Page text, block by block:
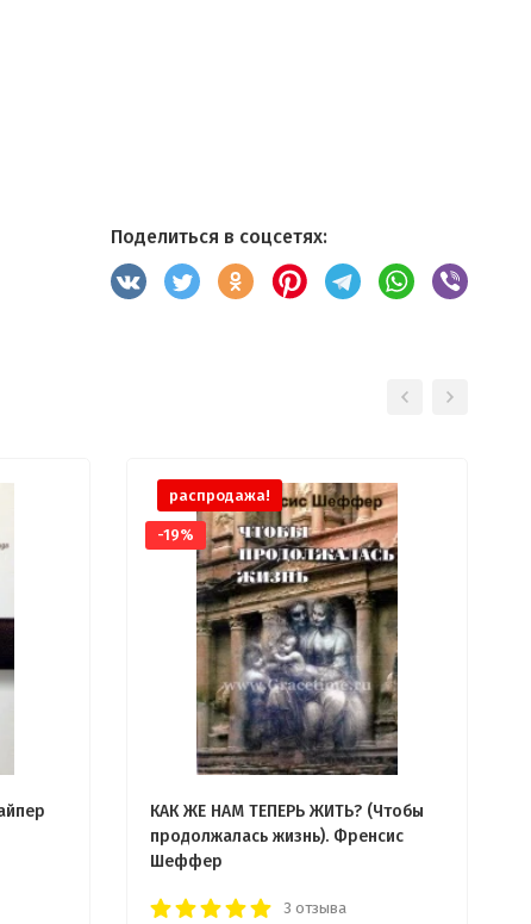
Поделиться в соцсетях:
распродажа!
-19%
КАК ЖЕ НАМ ТЕПЕРЬ ЖИТЬ? (Чтобы
продолжалась жизнь). Френсис
Шеффер
3 отзыва